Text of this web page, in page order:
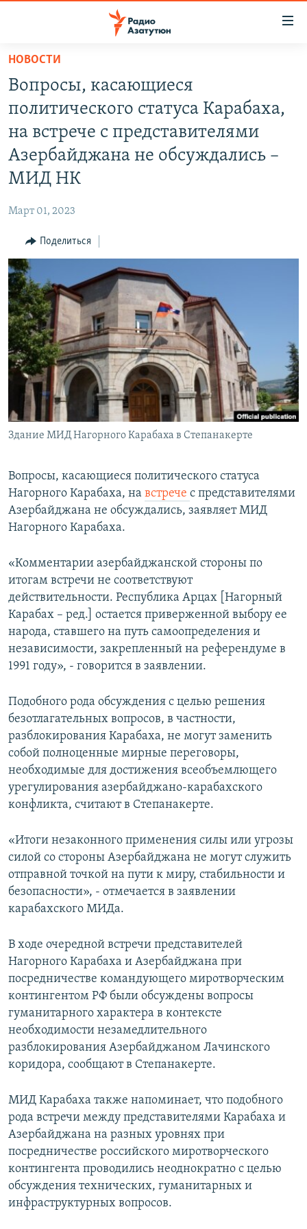
Перейти
основному
содержанию
основной
навигации
Перейти
НОВОСТИ
ОБЩЕСТВО
ЭКОНОМИКА
НАГОРНЫЙ КАРАБАХ
КУЛЬТУРА
СПОРТ
АРХИВ
Հայերեն
English
Русский
Все сайты Радио Азатутюн
НОВОСТИ
Вопросы, касающиеся
политического статуса Карабаха,
на встрече с представителями
Азербайджана не обсуждались –
МИД НК
Март 01, 2023
Поделиться
Здание МИД Нагорного Карабаха в Степанакерте
Вопросы, касающиеся политического статуса
Нагорного Карабаха, на встрече с представителями
Азербайджана не обсуждались, заявляет МИД
Нагорного Карабаха.
«Комментарии азербайджанской стороны по
итогам встречи не соответствуют
действительности. Республика Арцах [Нагорный
Карабах – ред.] остается приверженной выбору ее
народа, ставшего на путь самоопределения и
независимости, закрепленный на референдуме в
1991 году», - говорится в заявлении.
Подобного рода обсуждения с целью решения
безотлагательных вопросов, в частности,
разблокирования Карабаха, не могут заменить
собой полноценные мирные переговоры,
необходимые для достижения всеобъемлющего
урегулирования азербайджано-карабахского
конфликта, считают в Степанакерте.
«Итоги незаконного применения силы или угрозы
силой со стороны Азербайджана не могут служить
отправной точкой на пути к миру, стабильности и
безопасности», - отмечается в заявлении
карабахского МИДа.
В ходе очередной встречи представителей
Нагорного Карабаха и Азербайджана при
посредничестве командующего миротворческим
контингентом РФ были обсуждены вопросы
гуманитарного характера в контексте
необходимости незамедлительного
разблокирования Азербайджаном Лачинского
коридора, сообщают в Степанакерте.
МИД Карабаха также напоминает, что подобного
рода встречи между представителями Карабаха и
Азербайджана на разных уровнях при
посредничестве российского миротворческого
контингента проводились неоднократно с целью
обсуждения технических, гуманитарных и
инфраструктурных вопросов.